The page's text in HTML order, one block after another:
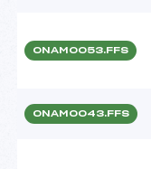
ONAM0053.FFS
ONAM0043.FFS